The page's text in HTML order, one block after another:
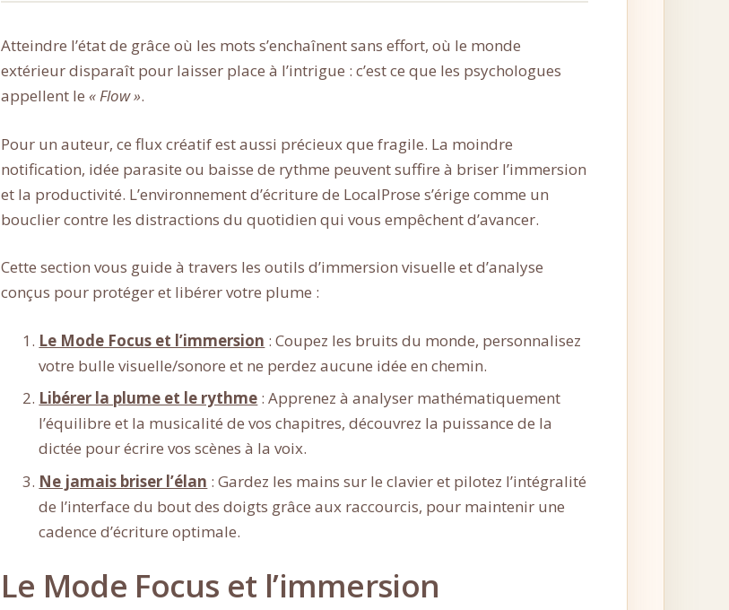
Atteindre l’état de grâce où les mots s’enchaînent sans effort, où le monde
extérieur disparaît pour laisser place à l’intrigue : c’est ce que les psychologues
appellent le « Flow ».
Pour un auteur, ce flux créatif est aussi précieux que fragile. La moindre
notification, idée parasite ou baisse de rythme peuvent suffire à briser l’immersion
et la productivité. L’environnement d’écriture de LocalProse s’érige comme un
bouclier contre les distractions du quotidien qui vous empêchent d’avancer.
Cette section vous guide à travers les outils d’immersion visuelle et d’analyse
conçus pour protéger et libérer votre plume :
Le Mode Focus et l’immersion : Coupez les bruits du monde, personnalisez
votre bulle visuelle/sonore et ne perdez aucune idée en chemin.
Libérer la plume et le rythme : Apprenez à analyser mathématiquement
l’équilibre et la musicalité de vos chapitres, découvrez la puissance de la
dictée pour écrire vos scènes à la voix.
Ne jamais briser l’élan : Gardez les mains sur le clavier et pilotez l’intégralité
de l’interface du bout des doigts grâce aux raccourcis, pour maintenir une
cadence d’écriture optimale.
Le Mode Focus et l’immersion